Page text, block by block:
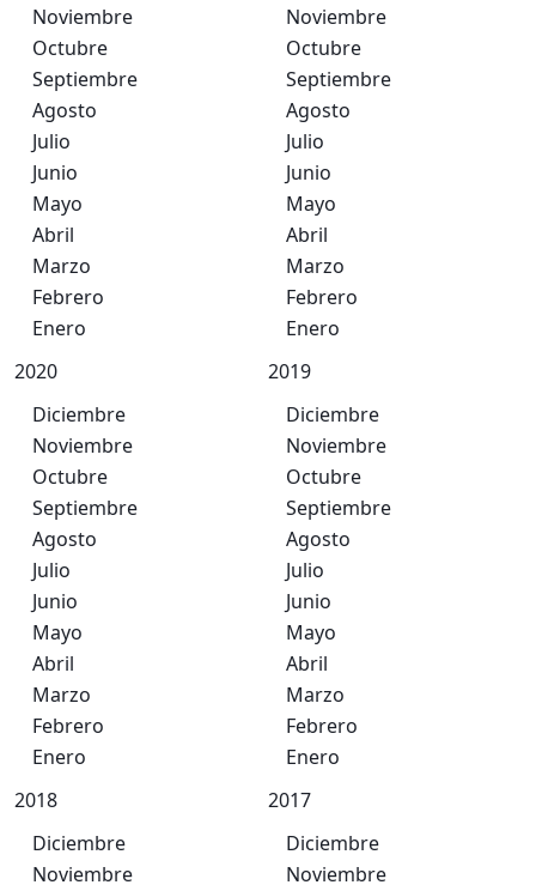
Noviembre
Octubre
Septiembre
Agosto
Julio
Junio
Mayo
Abril
Marzo
Febrero
Enero
Noviembre
Octubre
Septiembre
Agosto
Julio
Junio
Mayo
Abril
Marzo
Febrero
Enero
2020
Diciembre
Noviembre
Octubre
Septiembre
Agosto
Julio
Junio
Mayo
Abril
Marzo
Febrero
Enero
2019
Diciembre
Noviembre
Octubre
Septiembre
Agosto
Julio
Junio
Mayo
Abril
Marzo
Febrero
Enero
2018
Diciembre
Noviembre
2017
Diciembre
Noviembre